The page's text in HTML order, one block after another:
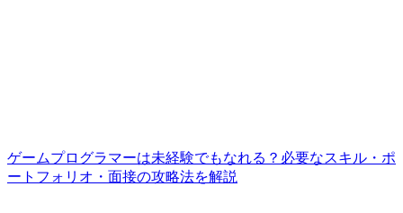
ゲームプログラマーは未経験でもなれる？必要なスキル・ポ
ートフォリオ・面接の攻略法を解説